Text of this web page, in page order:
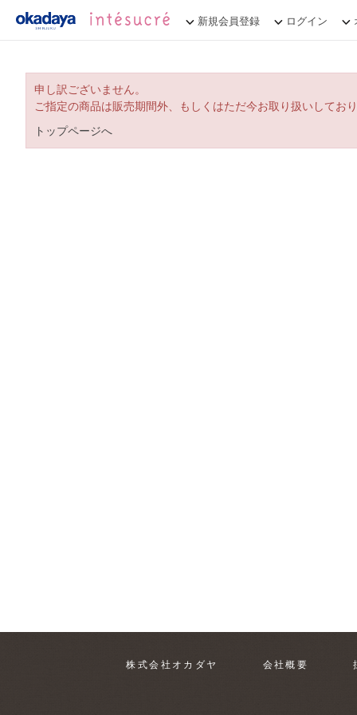
新規会員登録 ログイン
申し訳ございません。
ご指定の商品は販売期間外、もしくはただ今お取り扱いしてお
トップページへ
株式会社オカダヤ 会社概要